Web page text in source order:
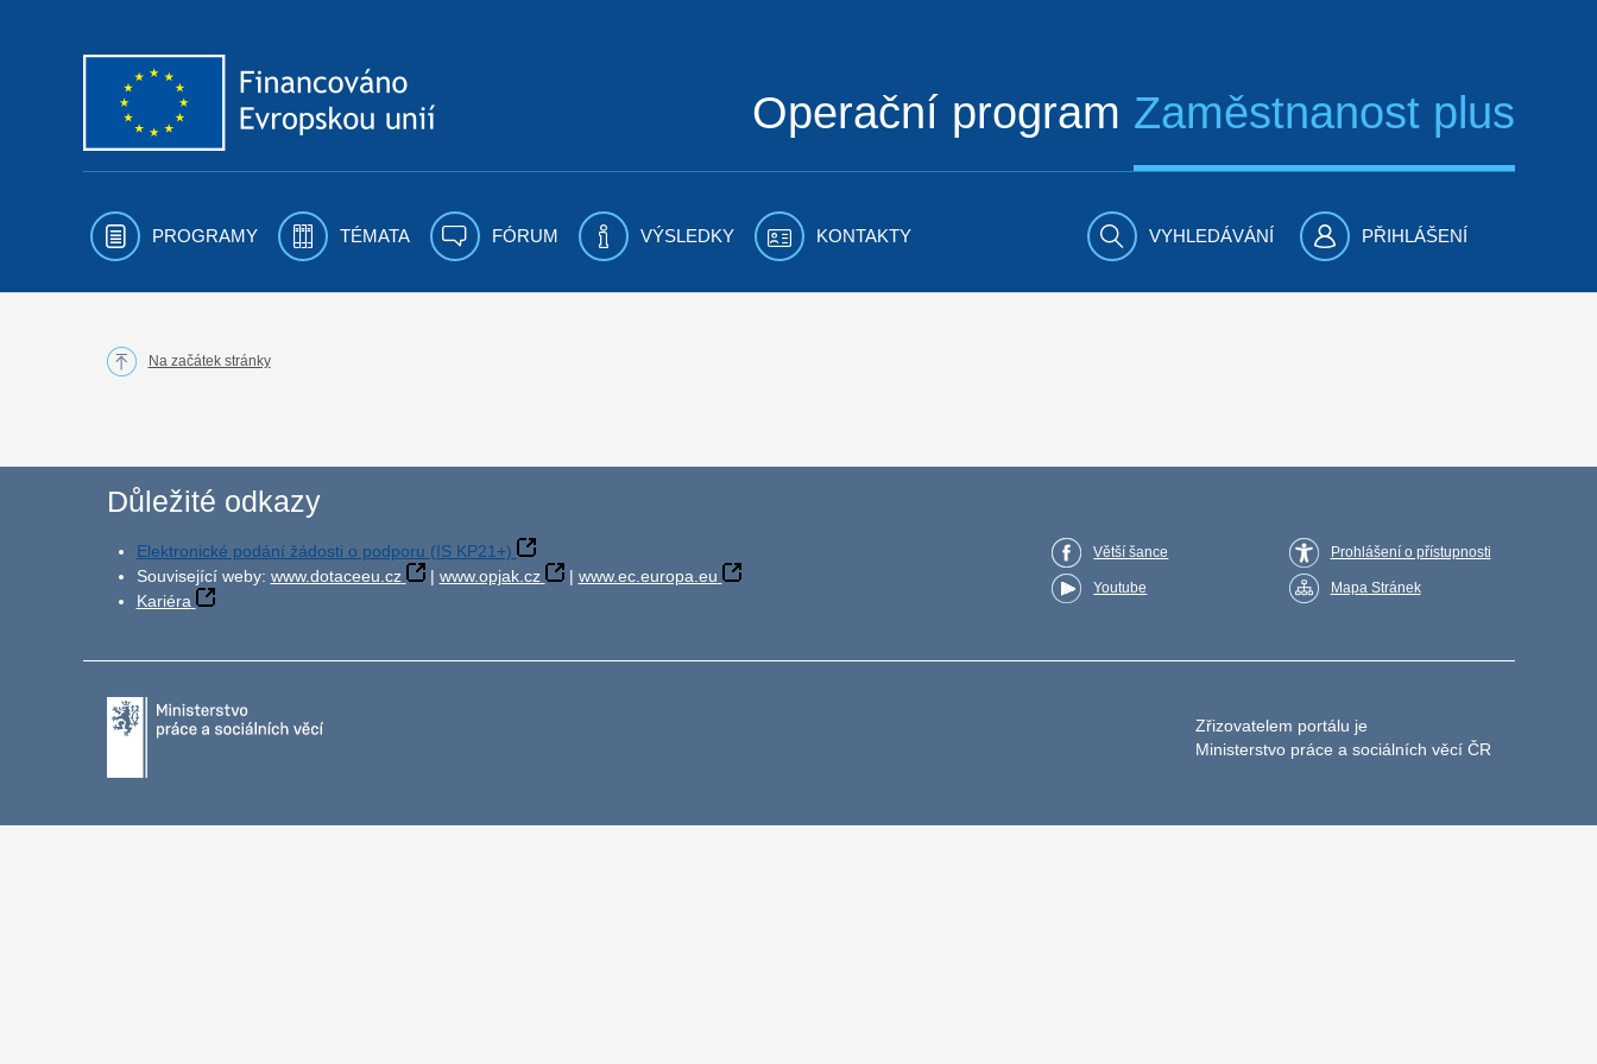
Operační program Zaměstnanost plus
PROGRAMY TÉMATA FÓRUM VÝSLEDKY KONTAKTY VYHLEDÁVÁNÍ PŘIHLÁŠENÍ
Na začátek stránky
Důležité odkazy
Elektronické podání žádosti o podporu (IS KP21+)
Související weby: www.dotaceeu.cz | www.opjak.cz | www.ec.europa.eu
Kariéra
Větší šance
Youtube
Prohlášení o přístupnosti
Mapa Stránek
Zřizovatelem portálu je
Ministerstvo práce a sociálních věcí ČR